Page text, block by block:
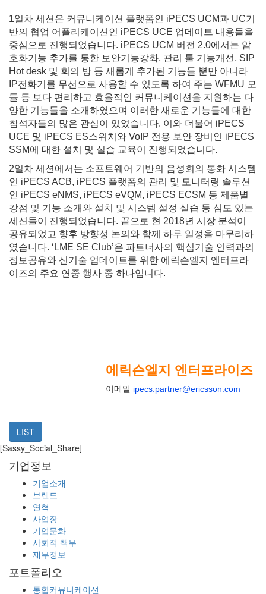
1일차 세션은 커뮤니케이션 플랫폼인 iPECS UCM과 UC기
반의 협업 어플리케이션인 iPECS UCE 업데이트 내용들을
중심으로 진행되었습니다. iPECS UCM 버전 2.0에서는 암
호화기능 추가를 통한 보안기능강화, 관리 툴 기능개선, SIP
Hot desk 및 회의 방 등 새롭게 추가된 기능들 뿐만 아니라
IP전화기를 무선으로 사용할 수 있도록 하여 주는 WFMU 모
듈 등 보다 편리하고 효율적인 커뮤니케이션을 지원하는 다
양한 기능들을 소개하였으며 이러한 새로운 기능들에 대한
참석자들의 많은 관심이 있었습니다. 이와 더불어 iPECS
UCE 및 iPECS ES스위치와 VoIP 전용 보안 장비인 iPECS
SSM에 대한 설치 및 실습 교육이 진행되었습니다.
2일차 세션에서는 소프트웨어 기반의 음성회의 통화 시스템
인 iPECS ACB, iPECS 플랫폼의 관리 및 모니터링 솔루션
인 iPECS eNMS, iPECS eVQM, iPECS ECSM 등 제품별
강점 및 기능 소개와 설치 및 시스템 설정 실습 등 심도 있는
세션들이 진행되었습니다. 끝으로 현 2018년 시장 분석이
공유되었고 향후 방향성 논의와 함께 하루 일정을 마무리하
였습니다. ‘LME SE Club’은 파트너사의 핵심기술 인력과의
정보공유와 신기술 업데이트를 위한 에릭슨엘지 엔터프라
이즈의 주요 연중 행사 중 하나입니다.
에릭슨엘지 엔터프라이즈
이메일 ipecs.partner@ericsson.com
LIST
[Sassy_Social_Share]
기업정보
기업소개
브랜드
연혁
사업장
기업문화
사회적 책무
재무정보
포트폴리오
통합커뮤니케이션